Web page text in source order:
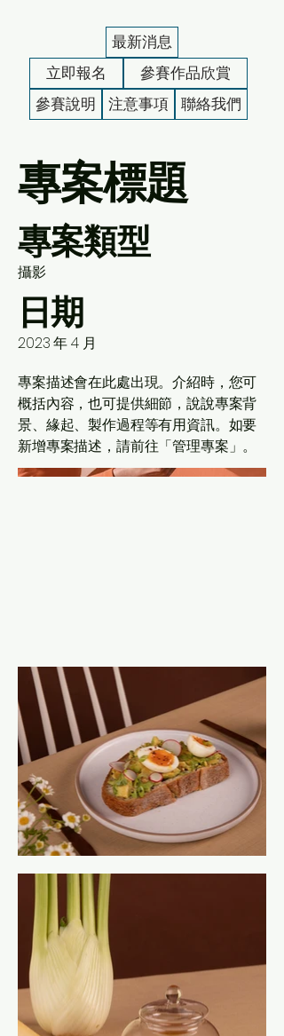
最新消息
立即報名
參賽作品欣賞
參賽說明
注意事項 聯絡我們
專案標題
專案類型
攝影
日期
2023 年 4 月
專案描述會在此處出現。介紹時，您可
概括內容，也可提供細節，說說專案背
景、緣起、製作過程等有用資訊。如要
新增專案描述，請前往「管理專案」。